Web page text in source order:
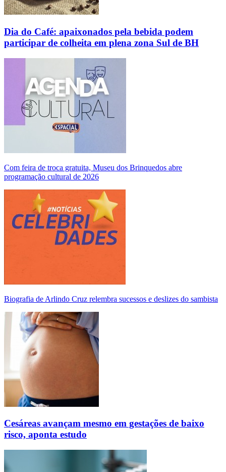
Dia do Café: apaixonados pela bebida podem
participar de colheita em plena zona Sul de BH
Com feira de troca gratuita, Museu dos Brinquedos abre
programação cultural de 2026
Biografia de Arlindo Cruz relembra sucessos e deslizes do sambista
Cesáreas avançam mesmo em gestações de baixo
risco, aponta estudo